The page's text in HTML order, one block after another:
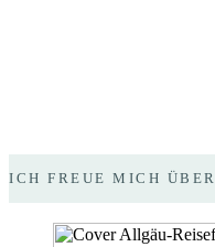
ICH FREUE MICH